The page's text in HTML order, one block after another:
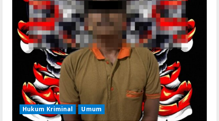
2
Resettools
GraphPad Prism Academic & Corporate
Cracked x86-x64 [no Virus]
August 8, 2026
3
Remux
August 7, 2026
Hukum Kriminal Umum